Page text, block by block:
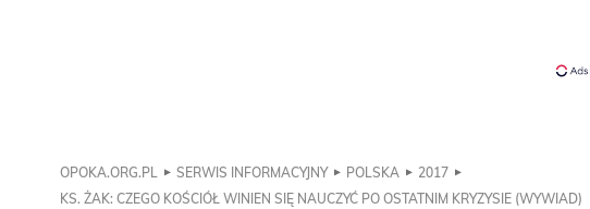
OPOKA.ORG.PL SERWIS INFORMACYJNY POLSKA
2017
KS. ŻAK: CZEGO KOŚCIÓŁ WINIEN SIĘ NAUCZYĆ PO OSTATNIM KRYZYSIE (WYWIAD)